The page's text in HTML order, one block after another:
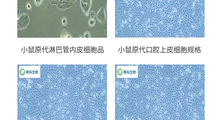
小鼠原代淋巴管内皮细胞品
小鼠原代口腔上皮细胞规格